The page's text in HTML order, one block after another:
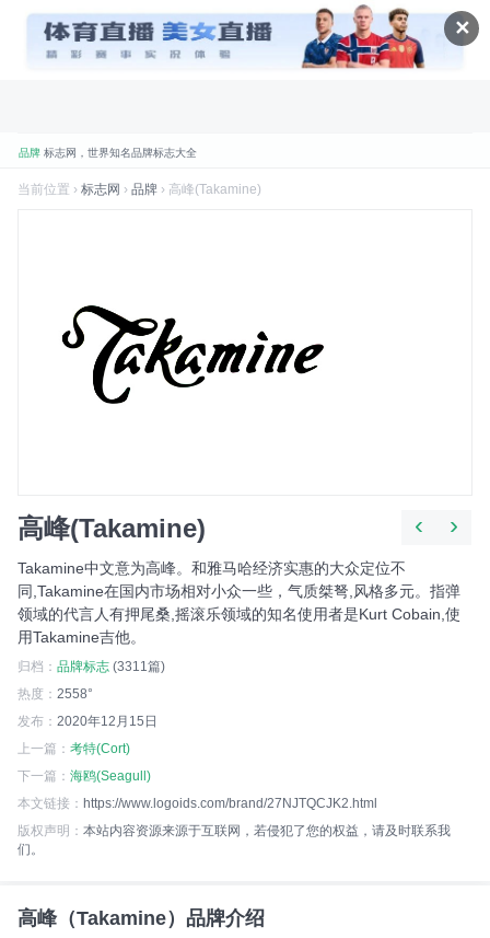
✕
品牌 标志网，世界知名品牌标志大全
折腾标志网全新改版 提升体验和视觉优化
找品牌、找标志就到标志网
标志网WAP版已上线，手机也能访问
当前位置 › 标志网 › 品牌 › 高峰(Takamine)
高峰(Takamine)
Takamine中文意为高峰。和雅马哈经济实惠的大众定位不
同,Takamine在国内市场相对小众一些，气质桀弩,风格多元。指弹
领域的代言人有押尾桑,摇滚乐领域的知名使用者是Kurt Cobain,使
用Takamine吉他。
归档： 品牌标志 (3311篇)
热度： 2558°
发布： 2020年12月15日
上一篇： 考特(Cort)
下一篇： 海鸥(Seagull)
本文链接： https://www.logoids.com/brand/27NJTQCJK2.html
版权声明： 本站内容资源来源于互联网，若侵犯了您的权益，请及时联系我
们。
‹ ›
高峰（Takamine）品牌介绍